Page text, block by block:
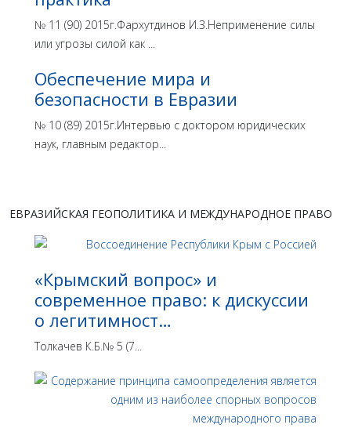
№ 11 (90) 2015г.Фархутдинов И.З.Неприменение силы
или угрозы силой как ...
Обеспечение мира и
безопасности в Евразии
№ 10 (89) 2015г.Интервью с доктором юридических
наук, главным редактор...
ЕВРАЗИЙСКАЯ ГЕОПОЛИТИКА И МЕЖДУНАРОДНОЕ ПРАВО
«Крымский вопрос» и
современное право: к дискуссии
о легитимност…
Толкачев К.Б.№ 5 (7...